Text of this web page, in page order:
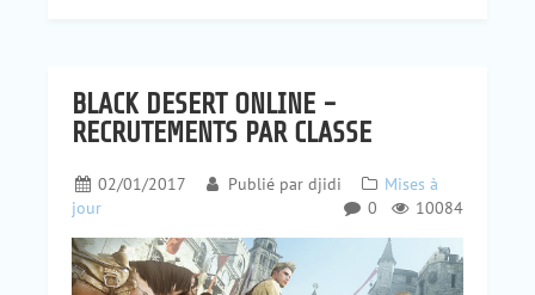
BLACK DESERT ONLINE -
RECRUTEMENTS PAR CLASSE
02/01/2017 Publié par djidi
Mises à
jour
10084
0